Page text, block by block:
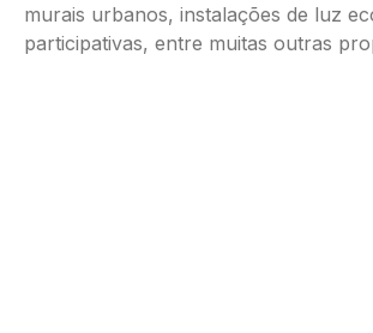
murais urbanos, instalações de luz
participativas, entre muitas outras